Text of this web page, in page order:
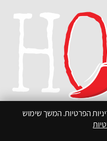
הפרטיות. המשך שימוש